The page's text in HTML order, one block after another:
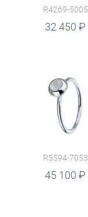
R4269-5005
32 450
R5594-7053
45 100